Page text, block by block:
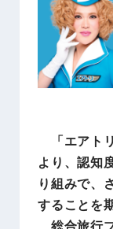
「エアト
より、認知
り組みで、
することを
総合旅行